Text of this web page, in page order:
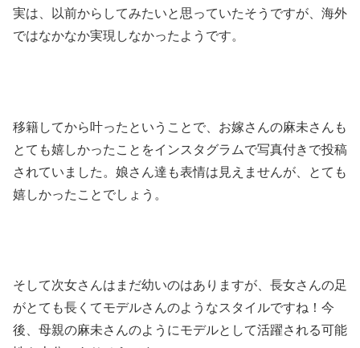
実は、以前からしてみたいと思っていたそうですが、海外
ではなかなか実現しなかったようです。
移籍してから叶ったということで、お嫁さんの麻未さんも
とても嬉しかったことをインスタグラムで写真付きで投稿
されていました。娘さん達も表情は見えませんが、とても
嬉しかったことでしょう。
そして次女さんはまだ幼いのはありますが、長女さんの足
がとても長くてモデルさんのようなスタイルですね！今
後、母親の麻未さんのようにモデルとして活躍される可能